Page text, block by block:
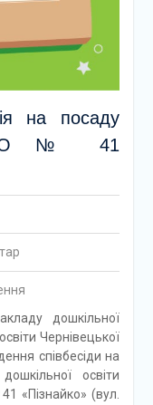
на посаду
ЗДО № 41
дошкільної
Чернівецької
співбесіди на
освіти
«Пізнайко» (вул.